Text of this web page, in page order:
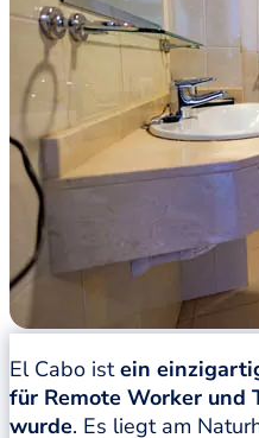
El Cabo istein
für Remote Worker und
wurde. Es liegt am